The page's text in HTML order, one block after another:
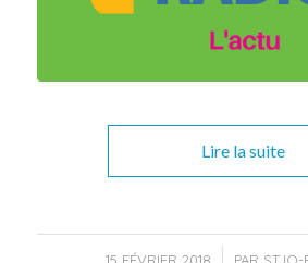
Lire la suite
/